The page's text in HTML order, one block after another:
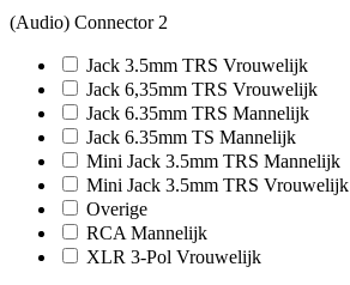
(Audio) Connector 2
Jack 3.5mm TRS Vrouwelijk
Jack 6,35mm TRS Vrouwelijk
Jack 6.35mm TRS Mannelijk
Jack 6.35mm TS Mannelijk
Mini Jack 3.5mm TRS Mannelijk
Mini Jack 3.5mm TRS Vrouwelijk
Overige
RCA Mannelijk
XLR 3-Pol Vrouwelijk